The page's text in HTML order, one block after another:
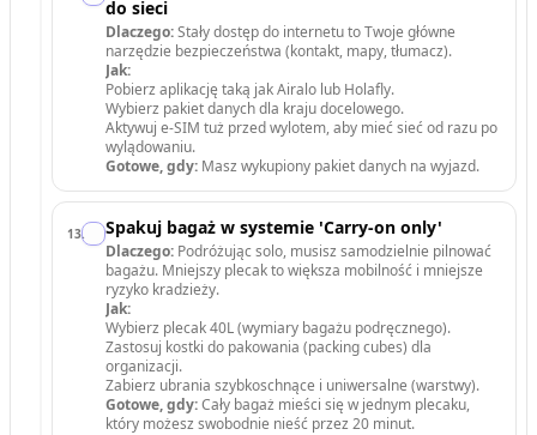
do sieci
Dlaczego:Stały dostęp do internetu to Twoje główne
narzędzie bezpieczeństwa (kontakt, mapy, tłumacz).
Jak:
Pobierz aplikację taką jak Airalo lub Holafly.
Wybierz pakiet danych dla kraju docelowego.
Aktywuj e-SIM tuż przed wylotem, aby mieć sieć od razu po
wylądowaniu.
Gotowe, gdy: Masz wykupiony pakiet danych na wyjazd.
13. Spakuj bagaż w systemie 'Carry-on only'
Dlaczego: Podróżując solo, musisz samodzielnie pilnować
bagażu. Mniejszy plecak to większa mobilność i mniejsze
ryzyko kradzieży.
Jak:
Wybierz plecak 40L (wymiary bagażu podręcznego).
Zastosuj kostki do pakowania (packing cubes) dla
organizacji.
Zabierz ubrania szybkoschnące i uniwersalne (warstwy).
Gotowe, gdy:Cały bagaż mieści się w jednym plecaku,
który możesz swobodnie nieść przez 20 minut.